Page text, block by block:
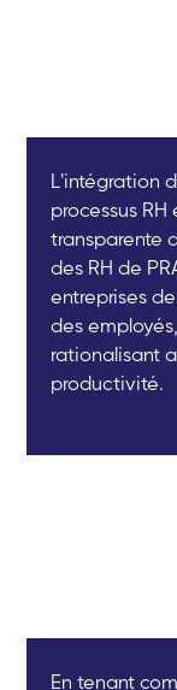
L'intégration
processus
transparente
des RH de
entreprises
des
rationalisant
productivité.
En tenant